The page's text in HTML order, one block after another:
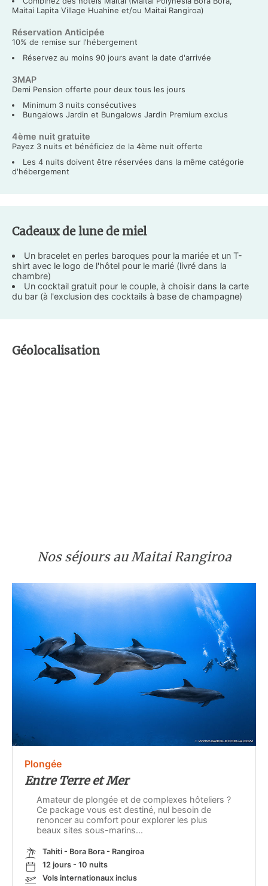
Maitai Lapita Village Huahine et/ou Maitai Rangiroa)
Réservation Anticipée
10% de remise sur l'hébergement
Réservez au moins 90 jours avant la date d'arrivée
3MAP
Demi Pension offerte pour deux tous les jours
Minimum 3 nuits consécutives
Bungalows Jardin et Bungalows Jardin Premium exclus
4ème nuit gratuite
Payez 3 nuits et bénéficiez de la 4ème nuit offerte
Les 4 nuits doivent être réservées dans la même catégorie
d'hébergement
Cadeaux de lune de miel
Un bracelet en perles baroques pour la mariée et un T-
shirt avec le logo de l'hôtel pour le marié (livré dans la
chambre)
Un cocktail gratuit pour le couple, à choisir dans la carte
du bar (à l'exclusion des cocktails à base de champagne)
Géolocalisation
Nos séjours au Maitai Rangiroa
Plongée
Entre Terre et Mer
Amateur de plongée et de complexes hôteliers ?
Ce package vous est destiné, nul besoin de
renoncer au comfort pour explorer les plus
beaux sites sous-marins...
Tahiti - Bora Bora - Rangiroa
12 jours - 10 nuits
Vols internationaux inclus